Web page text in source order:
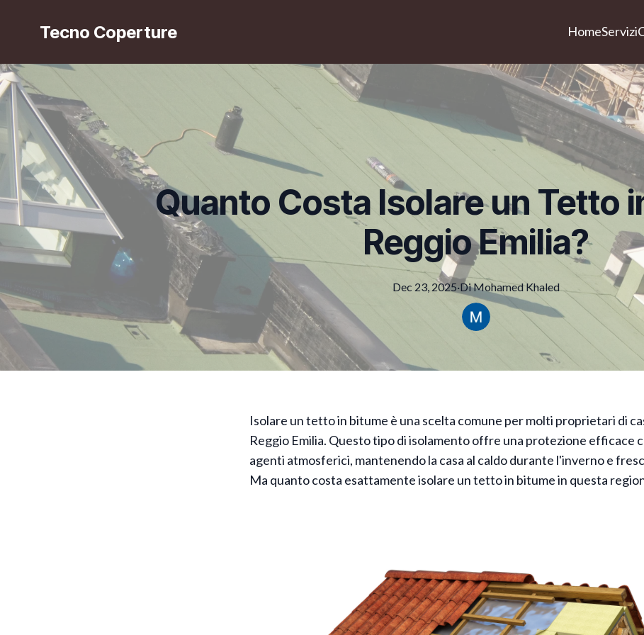
Tecno Coperture HomeServizi
Quanto Costa Isolare un Tetto
Reggio Emilia?
Dec 23, 2025·DiMohamedKhaled
Isolare un tetto in bitume è una scelta comune per molti proprietari di
Reggio Emilia. Questo tipo di isolamento offre una protezione efficace
agenti atmosferici, mantenendo la casa al caldo durante l'inverno e
Ma quanto costa esattamente isolare un tetto in bitume in questa